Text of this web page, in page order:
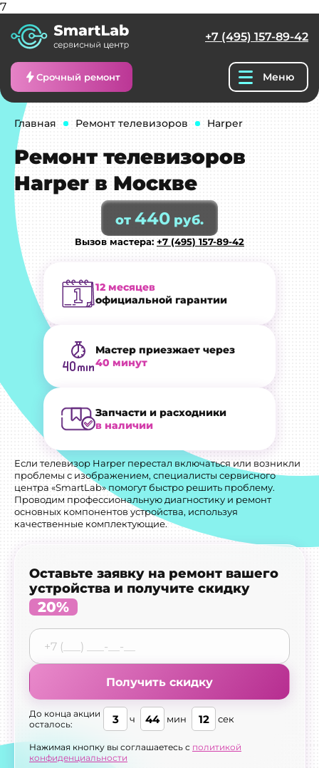
7
+7 (495) 157-89-42
Срочный ремонт Меню
Главная Ремонт телевизоров Harper
Ремонт телевизоров
Harper в Москве
от 440 руб.
Вызов мастера: +7 (495) 157-89-42
12 месяцев
официальной гарантии
Мастер приезжает через
40 минут
Запчасти и расходники
в наличии
Если телевизор Harper перестал включаться или возникли
проблемы с изображением, специалисты сервисного
центра «SmartLab» помогут быстро решить проблему.
Проводим профессиональную диагностику и ремонт
основных компонентов устройства, используя
качественные комплектующие.
Оставьте заявку на ремонт вашего
устройства и получите скидку
20%
Получить скидку
До конца акции
осталось:
3 ч 44 мин 11 сек
Нажимая кнопку вы соглашаетесь с политикой
конфиденциальности